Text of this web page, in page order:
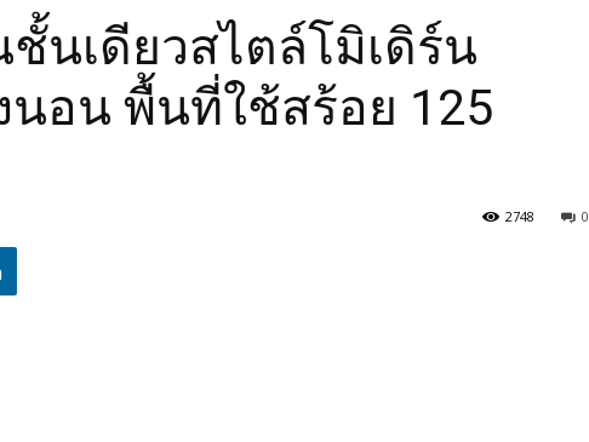
ชั้นเดียวสไตล์โมิเดิร์น
อน พื้นที่ใช้สร้อย 125
0
2748